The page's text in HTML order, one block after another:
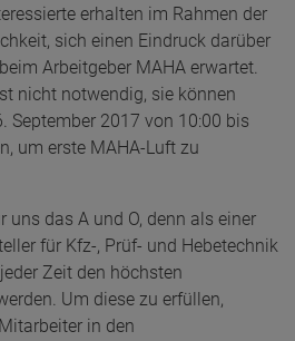
erhalten im Rahmen der
sich einen Eindruck darüber
Arbeitgeber MAHA erwartet.
nicht notwendig, sie können
September 2017 von 10:00 bis
um erste MAHA-Luft zu
uns das A und O, denn als einer
für Kfz-, Prüf- und Hebetechnik
Zeit den höchsten
Um diese zu erfüllen,
in den